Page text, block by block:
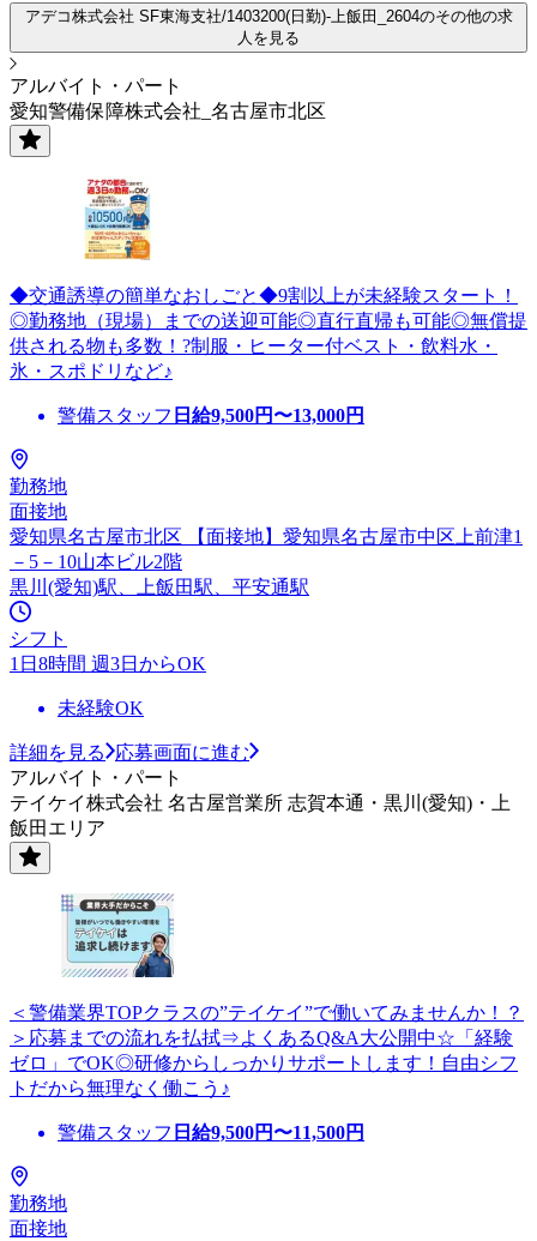
アデコ株式会社 SF東海支社/1403200(日勤)-上飯田_2604のその他の求
人を見る
アルバイト・パート
愛知警備保障株式会社_名古屋市北区
◆交通誘導の簡単なおしごと◆9割以上が未経験スタート！
◎勤務地（現場）までの送迎可能◎直行直帰も可能◎無償提
供される物も多数！?制服・ヒーター付ベスト・飲料水・
氷・スポドリなど♪
警備スタッフ 日給9,500円〜13,000円
勤務地
面接地
愛知県名古屋市北区 【面接地】愛知県名古屋市中区上前津1
－5－10山本ビル2階
黒川(愛知)駅、上飯田駅、平安通駅
シフト
1日8時間 週3日からOK
未経験OK
詳細を見る
応募画面に進む
アルバイト・パート
テイケイ株式会社 名古屋営業所 志賀本通・黒川(愛知)・上
飯田エリア
＜警備業界TOPクラスの”テイケイ”で働いてみませんか！？
＞応募までの流れを払拭⇒よくあるQ&A大公開中☆「経験
ゼロ」でOK◎研修からしっかりサポートします！自由シフ
トだから無理なく働こう♪
警備スタッフ 日給9,500円〜11,500円
勤務地
面接地